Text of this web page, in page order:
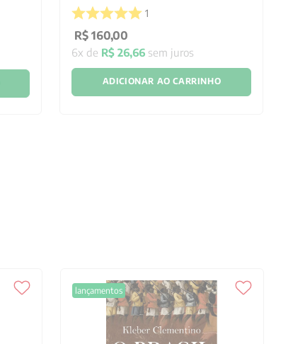
1
R$ 160,00
6x de R$ 26,66 sem juros
ADICIONAR AO CARRINHO
lançamentos